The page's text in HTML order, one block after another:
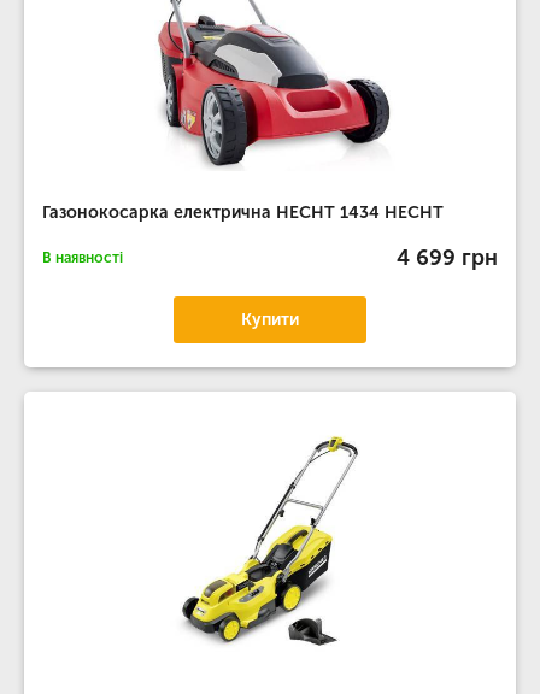
Газонокосарка електрична HECHT 1434 HECHT
В наявності 4 699 грн
Купити